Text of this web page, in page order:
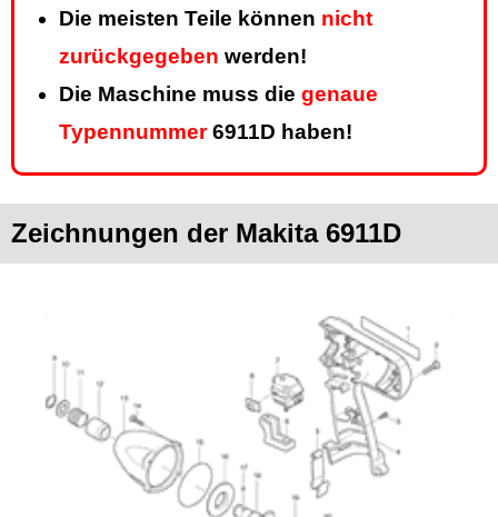
Die meisten Teile können nicht
zurückgegeben werden!
Die Maschine muss die genaue
Typennummer6911D haben!
Zeichnungen der Makita 6911D